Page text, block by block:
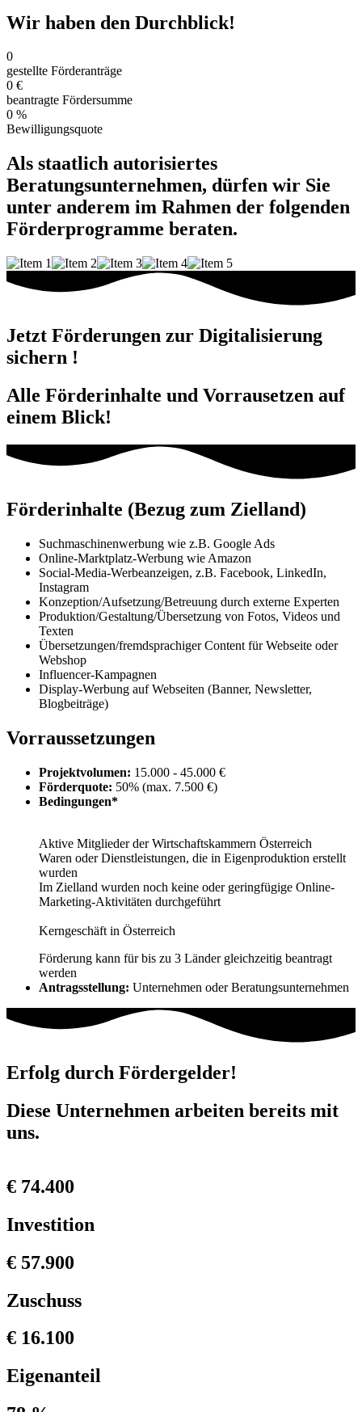
Wir haben den Durchblick!
0
gestellte Förderanträge
0 €
beantragte Fördersumme
0 %
Bewilligungsquote
Als staatlich autorisiertes
Beratungsunternehmen, dürfen wir Sie
unter anderem im Rahmen der folgenden
Förderprogramme beraten.
Jetzt Förderungen zur Digitalisierung
sichern !
Alle Förderinhalte und Vorrausetzen auf
einem Blick!
Förderinhalte (Bezug zum Zielland)
Suchmaschinenwerbung wie z.B. Google Ads
Online-Marktplatz-Werbung wie Amazon
Social-Media-Werbeanzeigen, z.B. Facebook, LinkedIn,
Instagram
Konzeption/Aufsetzung/Betreuung durch externe Experten
Produktion/Gestaltung/Übersetzung von Fotos, Videos und
Texten
Übersetzungen/fremdsprachiger Content für Webseite oder
Webshop
Influencer-Kampagnen
Display-Werbung auf Webseiten (Banner, Newsletter,
Blogbeiträge)
Vorraussetzungen
Projektvolumen: 15.000 - 45.000 €
Förderquote: 50% (max. 7.500 €)
Bedingungen*
Aktive Mitglieder der Wirtschaftskammern Österreich
Waren oder Dienstleistungen, die in Eigenproduktion erstellt
wurden
Im Zielland wurden noch keine oder geringfügige Online-
Marketing-Aktivitäten durchgeführt
Kerngeschäft in Österreich
Förderung kann für bis zu 3 Länder gleichzeitig beantragt
werden
Antragsstellung: Unternehmen oder Beratungsunternehmen
Erfolg durch Fördergelder!
Diese Unternehmen arbeiten bereits mit
uns.
€ 74.400
Investition
€ 57.900
Zuschuss
€ 16.100
Eigenanteil